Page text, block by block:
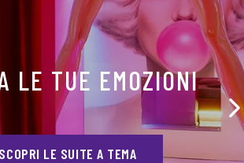
LE TUE EMOZIONI
SCOPRI LE SUITE A TEMA